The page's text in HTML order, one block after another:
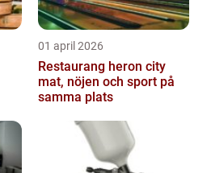
01 april 2026
Restaurang heron city
mat, nöjen och sport på
samma plats